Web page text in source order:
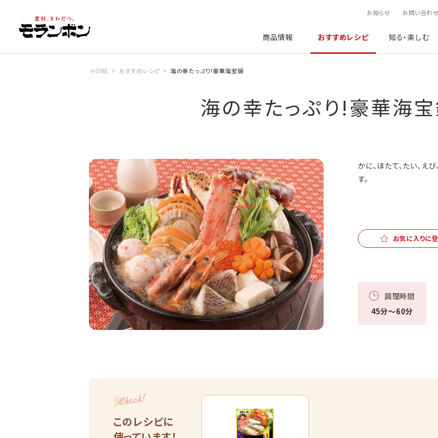
お知らせ お問い合わ
商品情報 おすすめレシピ 知る・楽しむ
HOME おすすめレシピ 海の幸たっぷり!豪華海宝鍋
海の幸たっぷり!豪華海
かに、ほたて、たい、え
す。
お気に入りに
調理時間
45分～60分
Check!
このレシピに